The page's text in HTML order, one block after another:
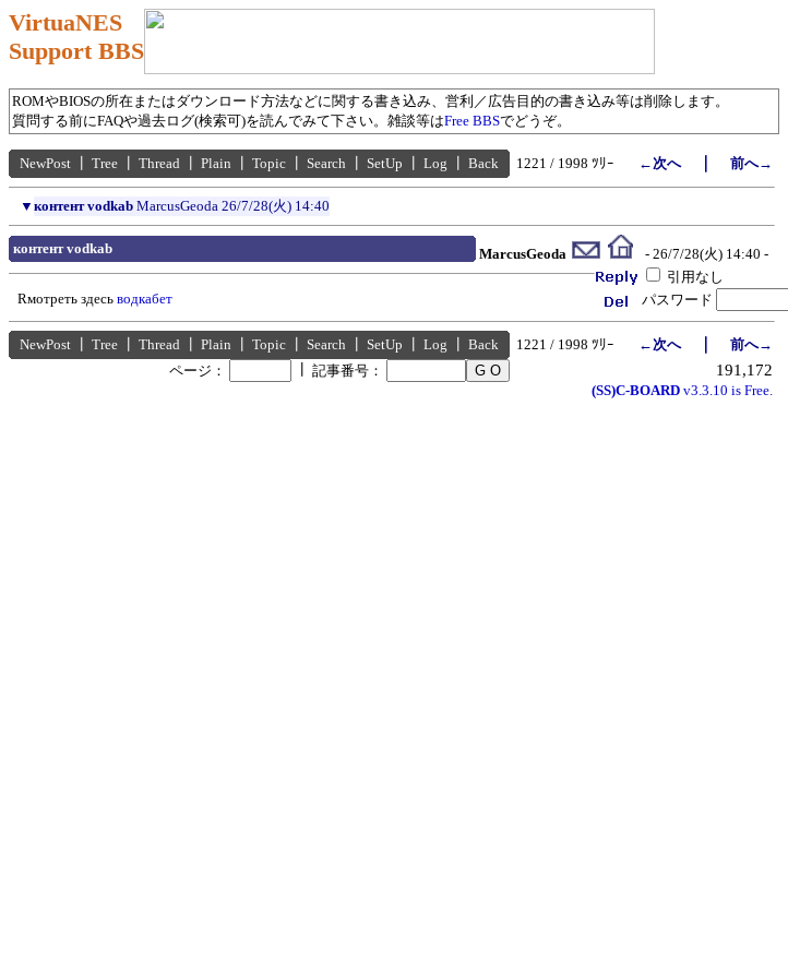
VirtuaNES
Support BBS
ROMやBIOSの所在またはダウンロード方法などに関する書き込み、営利／広告目的の書き込み等は削除します。
質問する前にFAQや過去ログ(検索可)を読んでみて下さい。雑談等はFree BBSでどうぞ。
NewPost Tree Thread Plain Topic Search SetUp Log Back 1221 / 1998 ﾂﾘｰ ←次へ｜ 前へ→
▼ контент vodkab MarcusGeoda 26/7/28(火) 14:40
контент vodkab MarcusGeoda
- 26/7/28(火) 14:40 -
引用なし
パスワード
Rмотреть здесь водкабет
NewPost Tree Thread Plain Topic Search SetUp Log Back 1221 / 1998 ﾂﾘｰ ←次へ｜ 前へ→
ページ：
記事番号： 191,172
(SS)C-BOARD v3.3.10 is Free.